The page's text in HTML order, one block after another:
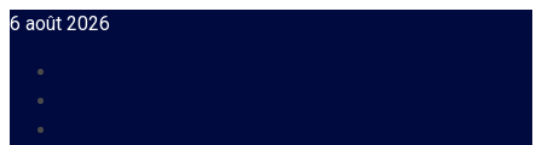
Skip
content
6 août 2026